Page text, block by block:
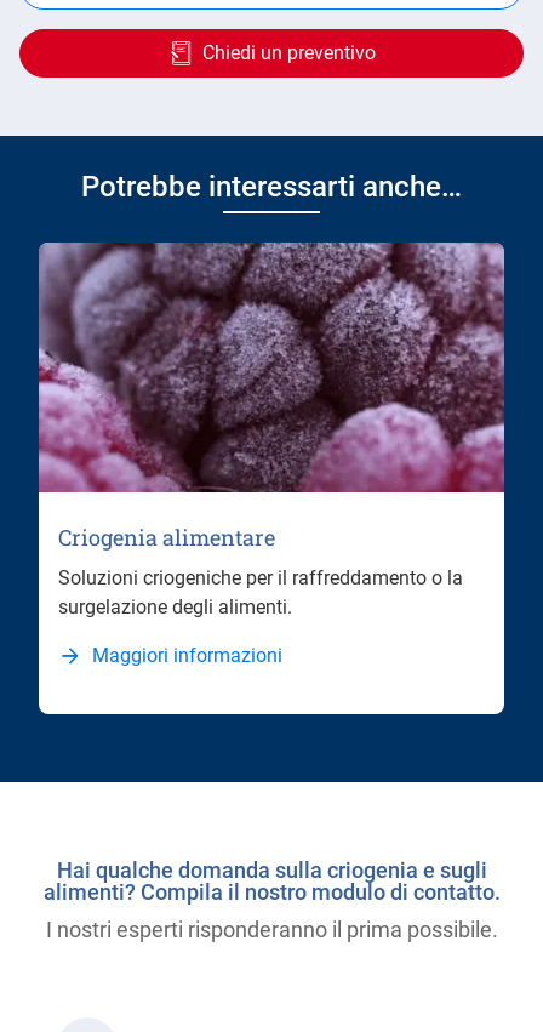
Chiedi un preventivo
Potrebbe interessarti anche…
Criogenia alimentare
Soluzioni criogeniche per il raffreddamento o la
surgelazione degli alimenti.
Maggiori informazioni
Hai qualche domanda sulla criogenia e sugli
alimenti? Compila il nostro modulo di contatto.
I nostri esperti risponderanno il prima possibile.